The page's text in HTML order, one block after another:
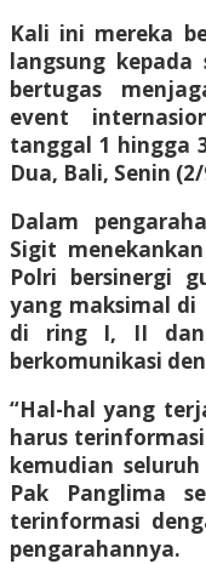
Kali ini mereka
langsung
bertugas
event
tanggal 1 hingga
Dua, Bali, Senin
Dalam
Sigit
Polri bersinergi
yang maksimal di
di ring I, II dan
berkomunikasi
“Hal-hal yang
harus
kemudian
Pak Panglima
terinformasi
pengarahannya.